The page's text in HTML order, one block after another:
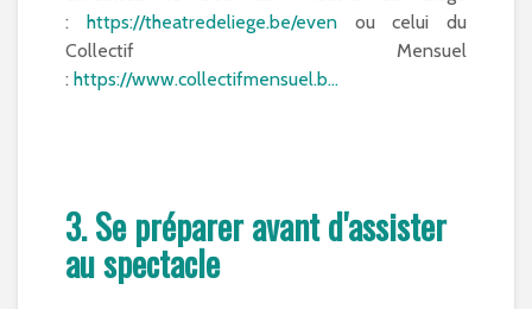
: https://theatredeliege.be/evenou celui du
Collectif Mensuel
: https://www.collectifmensuel.b...
3. Se préparer avant d'assister
au spectacle